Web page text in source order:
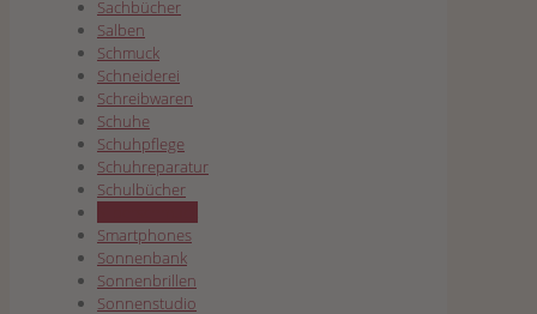
Sachbücher
Salben
Schmuck
Schneiderei
Schreibwaren
Schuhe
Schuhpflege
Schuhreparatur
Schulbücher
Smartphones
Sonnenbank
Sonnenbrillen
Sonnenstudio